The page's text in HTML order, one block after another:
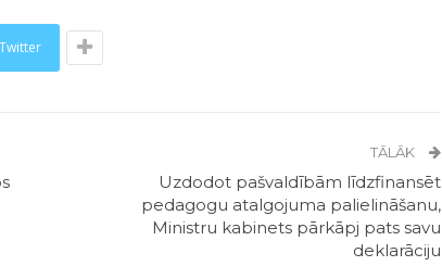
Twitter
TĀLĀK
Uzdodot pašvaldībām līdzfinansēt
pedagogu atalgojuma palielināšanu,
Ministru kabinets pārkāpj pats savu
deklarāciju